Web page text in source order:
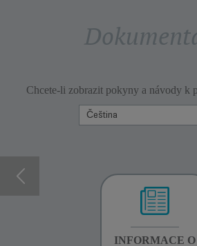
Chcete-li zobrazit pokyny a návody k
INFORMACE O